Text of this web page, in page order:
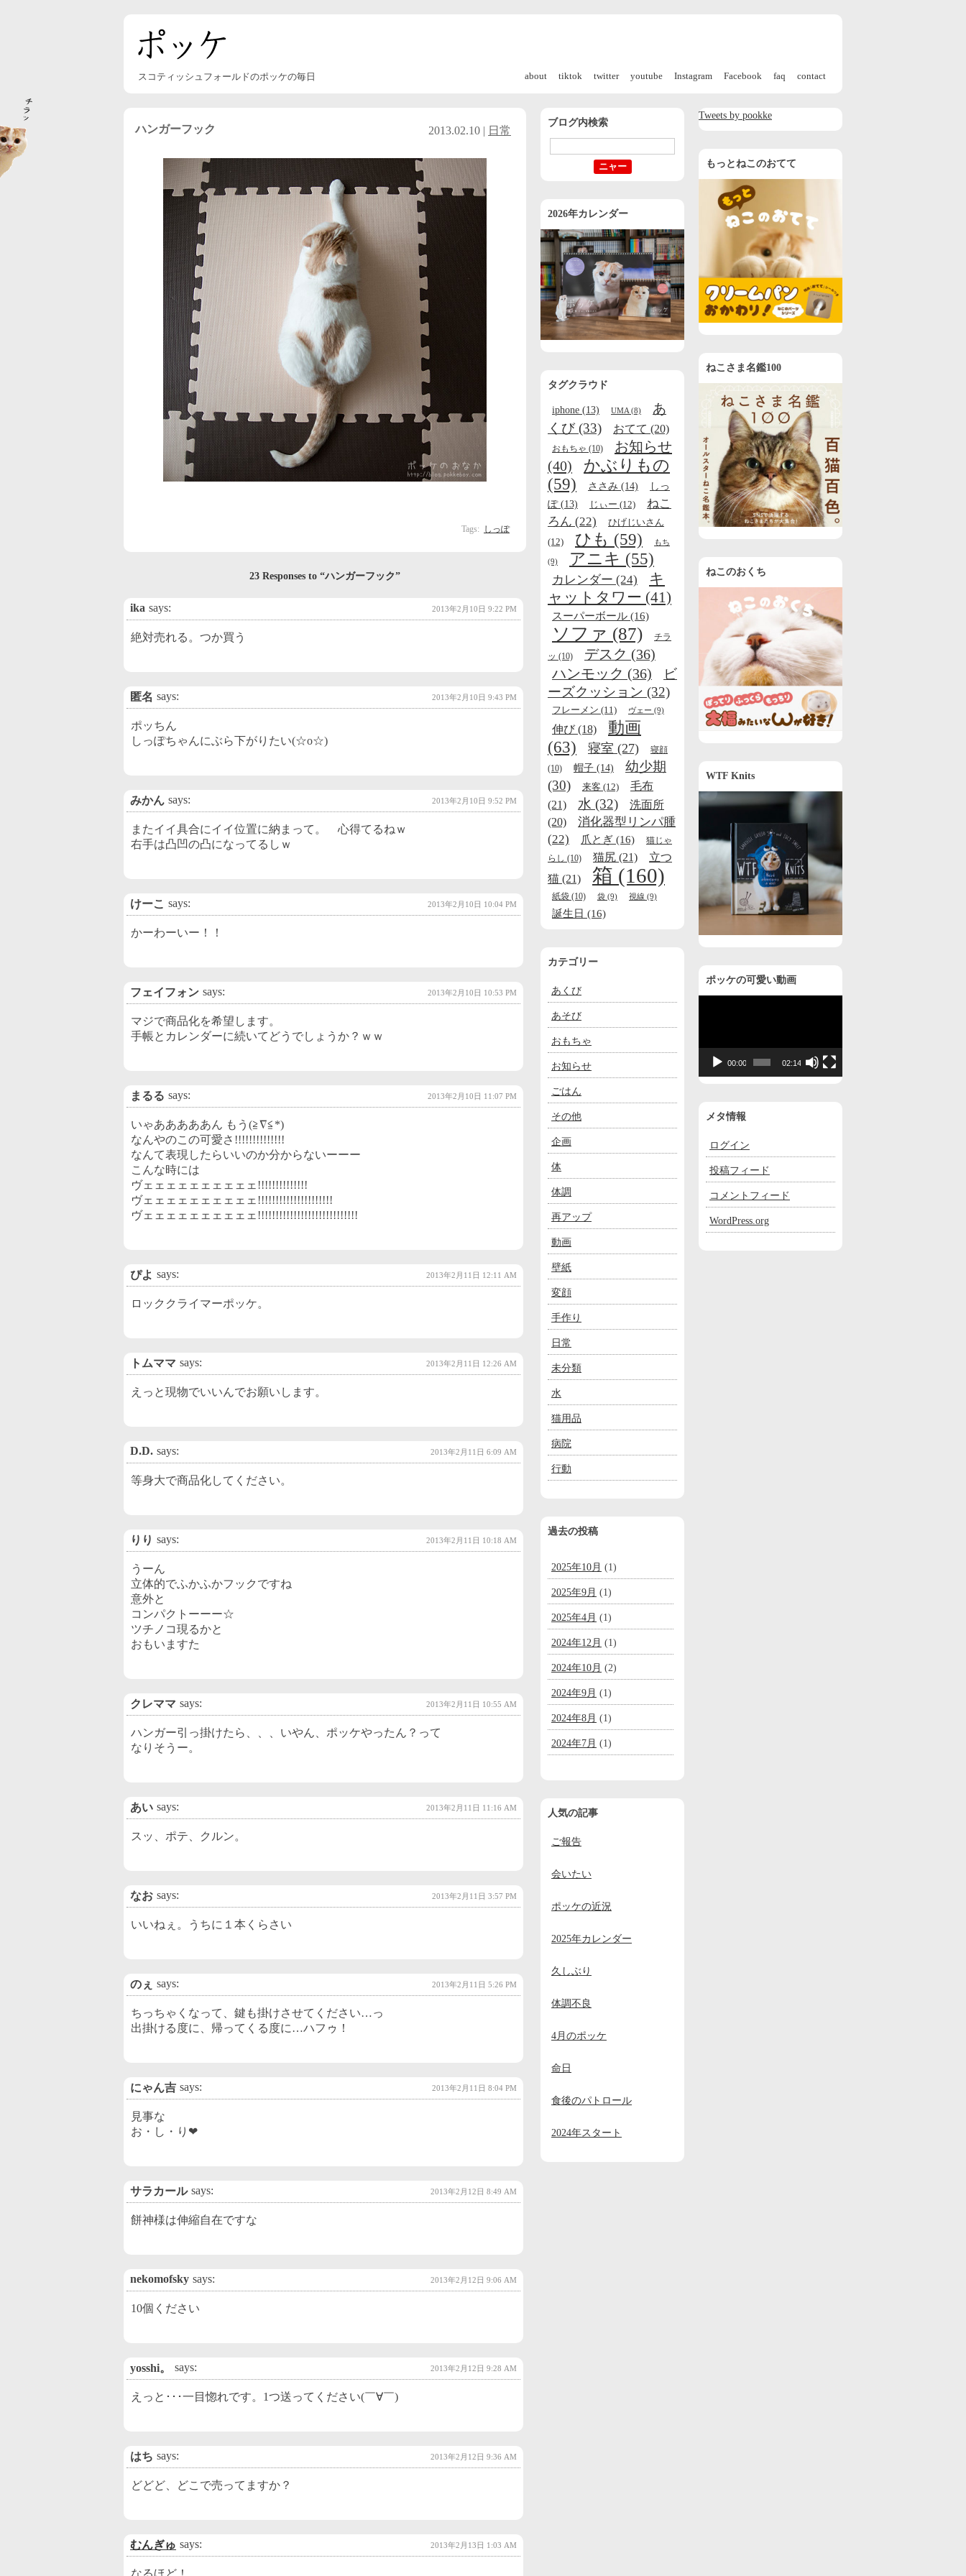
スコティッシュフォールドのポッケの毎日 about tiktok twitter youtube Instagram Facebook faq contact
ハンガーフック 2013.02.10 | 日常
Tags: しっぽ
23 Responses to “ハンガーフック”
ika says: 2013年2月10日 9:22 PM
絶対売れる。つか買う
匿名 says: 2013年2月10日 9:43 PM
ポッちん
しっぽちゃんにぶら下がりたい(☆o☆)
みかん says: 2013年2月10日 9:52 PM
またイイ具合にイイ位置に納まって。 心得てるねｗ
右手は凸凹の凸になってるしｗ
けーこ says: 2013年2月10日 10:04 PM
かーわーいー！！
フェイフォン says: 2013年2月10日 10:53 PM
マジで商品化を希望します。
手帳とカレンダーに続いてどうでしょうか？ｗｗ
まるる says: 2013年2月10日 11:07 PM
いゃあああああん もう(≧∇≦*)
なんやのこの可愛さ!!!!!!!!!!!!!!
なんて表現したらいいのか分からないーーー
こんな時には
ヴェェェェェェェェェェ!!!!!!!!!!!!!!
ヴェェェェェェェェェェ!!!!!!!!!!!!!!!!!!!!!
ヴェェェェェェェェェェ!!!!!!!!!!!!!!!!!!!!!!!!!!!!
ぴよ says: 2013年2月11日 12:11 AM
ロッククライマーポッケ。
トムママ says: 2013年2月11日 12:26 AM
えっと現物でいいんでお願いします。
D.D. says: 2013年2月11日 6:09 AM
等身大で商品化してください。
りり says: 2013年2月11日 10:18 AM
うーん
立体的でふかふかフックですね
意外と
コンパクトーーー☆
ツチノコ現るかと
おもいますた
クレママ says: 2013年2月11日 10:55 AM
ハンガー引っ掛けたら、、、いやん、ポッケやったん？って
なりそうー。
あい says: 2013年2月11日 11:16 AM
スッ、ポテ、クルン。
なお says: 2013年2月11日 3:57 PM
いいねぇ。うちに１本くらさい
のぇ says: 2013年2月11日 5:26 PM
ちっちゃくなって、鍵も掛けさせてください…っ
出掛ける度に、帰ってくる度に…ハフゥ！
にゃん吉 says: 2013年2月11日 8:04 PM
見事な
お・し・り❤
サラカール says: 2013年2月12日 8:49 AM
餅神様は伸縮自在ですな
nekomofsky says: 2013年2月12日 9:06 AM
10個ください
yosshi。 says: 2013年2月12日 9:28 AM
えっと･･･一目惚れです。1つ送ってください(￣∀￣)
はち says: 2013年2月12日 9:36 AM
どどど、どこで売ってますか？
むんぎゅ says: 2013年2月13日 1:03 AM
なるほど！
ブログ内検索
2026年カレンダー
タグクラウド
iphone (13) UMA (8)
あ
くび(33) おてて (20)
おもちゃ (10)
お知らせ
(40)
かぶりもの
(59)
ささみ (14)
しっ
ぽ(13) じぃー (12)
ねこ
ろん (22)
ひげじいさん
(12)
ひも (59) もち
(9) アニキ (55)
カレンダー (24)
キ
ャットタワー (41)
スーパーボール (16)
ソファ (87)
チラ
ッ (10) デスク (36)
ハンモック (36)
ビ
ーズクッション (32)
フレーメン (11) ヴェー (9)
伸び (18)
動画
(63)
寝室 (27)
寝顔
(10)
帽子 (14)
幼少期
(30)
来客 (12)
毛布
(21)
水 (32)
洗面所
(20)
消化器型リンパ腫
(22)
爪とぎ (16)
猫じゃ
らし (10) 猫尻 (21)
立つ
猫 (21) 箱 (160)
紙袋 (10) 袋 (9) 視線 (9)
誕生日 (16)
カテゴリー
あくび
あそび
おもちゃ
お知らせ
ごはん
その他
企画
体
体調
再アップ
動画
壁紙
変顔
手作り
日常
未分類
水
猫用品
病院
行動
過去の投稿
2025年10月 (1)
2025年9月 (1)
2025年4月 (1)
2024年12月 (1)
2024年10月 (2)
2024年9月 (1)
2024年8月 (1)
2024年7月 (1)
2024年4月
2024年3月
2024年2月
2023年11月(2)
2023年10月
2023年6月
2023年5月 (1)
人気の記事
ご報告
会いたい
ポッケの近況
2025年カレンダー
久しぶり
体調不良
4月のポッケ
命日
食後のパトロール
2024年スタート
Tweets by pookke
もっとねこのおてて
ねこさま名鑑100
ねこのおくち
WTF Knits
ポッケの可愛い動画
レ
00:00 02:14
メタ情報
ログイン
投稿フィード
コメントフィード
WordPress.org